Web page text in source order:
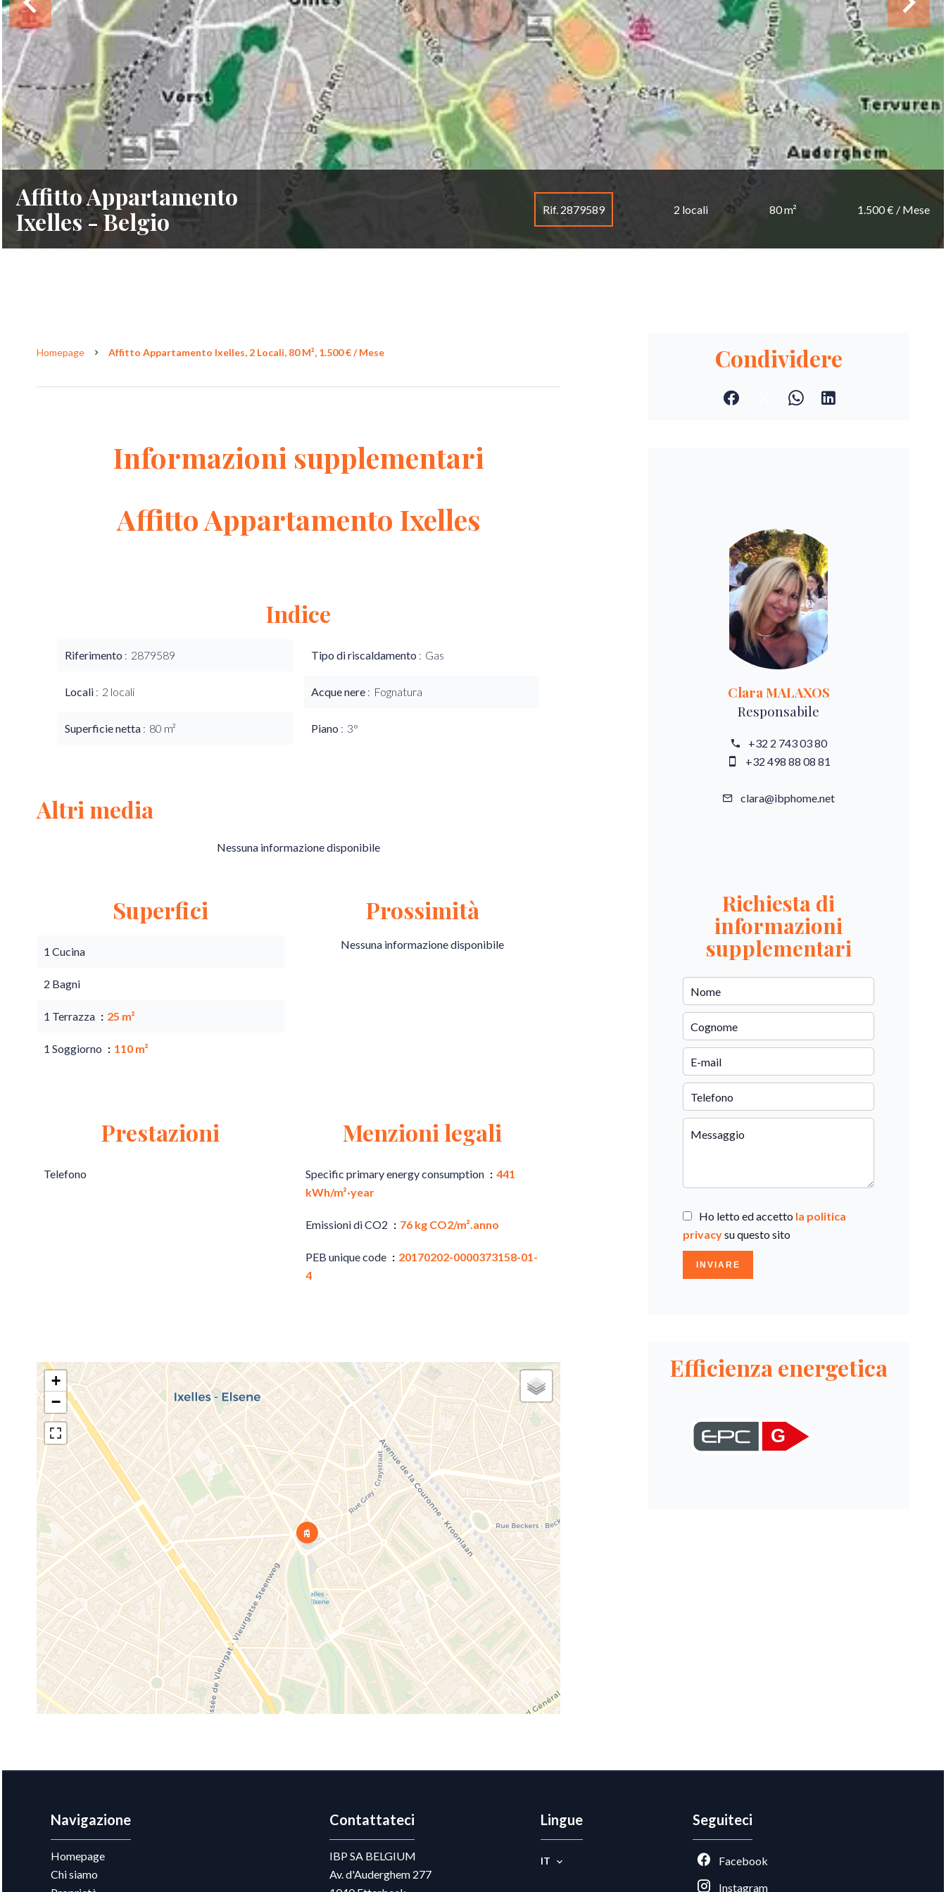
Affitto Appartamento
Ixelles - Belgio
Rif. 2879589 2 locali 80 m² 1.500 € / Mese
Homepage Affitto Appartamento Ixelles, 2 Locali, 80 M², 1.500 € / Mese
Informazioni supplementari
Affitto Appartamento Ixelles
Indice
Riferimento 2879589
Locali 2 locali
Superficie netta 80 m²
Tipo di riscaldamento Gas
Acque nere Fognatura
Piano 3°
Altri media
Nessuna informazione disponibile
Superfici
1 Cucina
2 Bagni
1 Terrazza 25 m²
1 Soggiorno 110 m²
Prossimità
Nessuna informazione disponibile
Prestazioni
Telefono
Menzioni legali
Specific primary energy consumption
441
kWh/m²·year
Emissioni di CO2 76 kg CO2/m².anno
PEB unique code
20170202-0000373158-01-
4
+
−
Condividere
Clara MALAXOS
Responsabile
+32 2 743 03 80
+32 498 88 08 81
clara@ibphome.net
Richiesta di
informazioni
supplementari
Ho letto ed accetto la politica
privacysu questo sito
INVIARE
Efficienza energetica
G
Navigazione
Homepage
Chi siamo
Contattateci
IBP SA BELGIUM
Av. d'Auderghem 277
Lingue
IT
Seguiteci
Facebook
Instagram